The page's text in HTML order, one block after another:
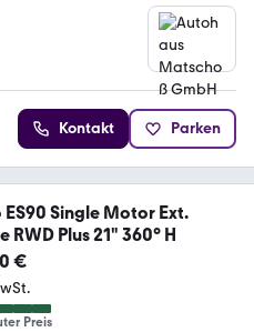
Kontakt Parken
ES90 Single Motor Ext.
RWD Plus 21" 360° H
€
Preis